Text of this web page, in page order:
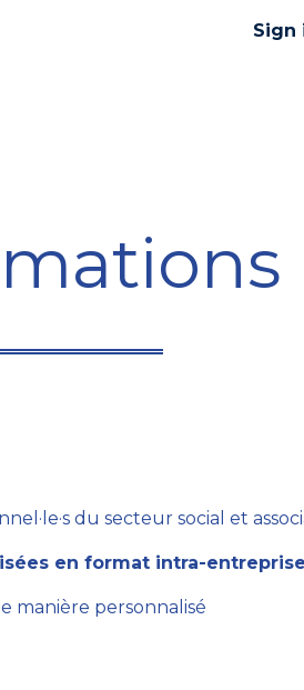
Sign
Social
du secteur social et
en format intra-
manière personnalisé